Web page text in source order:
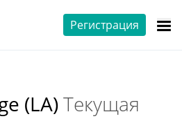
Регистрация
(LA)Текущая